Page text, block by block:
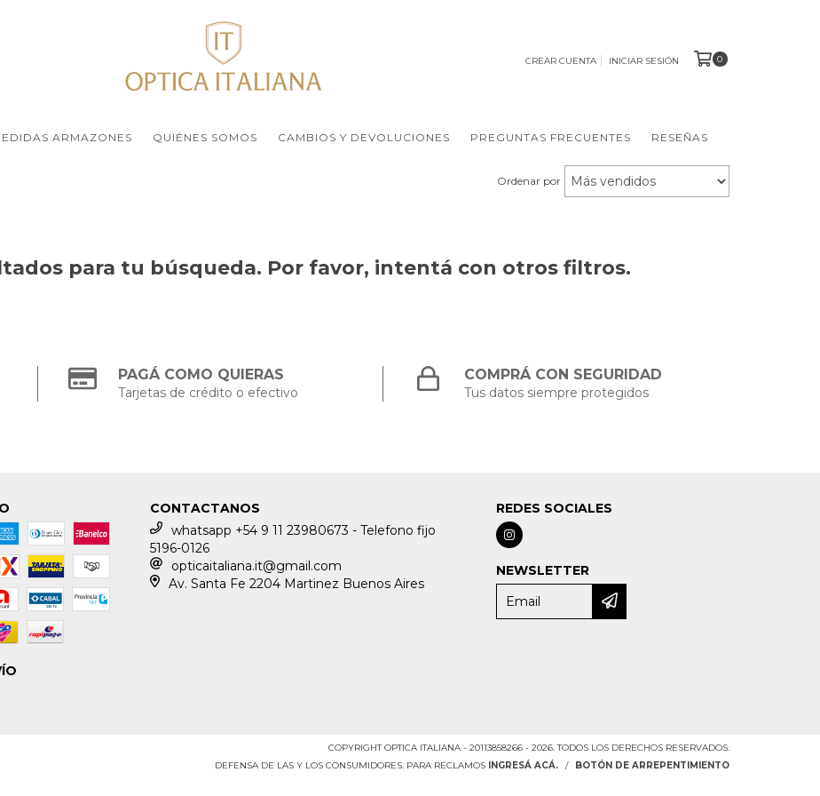
CREAR CUENTA INICIAR SESIÓN 0
ARMAZONES QUIÉNES SOMOS CAMBIOS Y DEVOLUCIONES PREGUNTAS FRECUENTES RESEÑAS
Ordenar por
para tu búsqueda. Por favor, intentá con otros filtros.
PAGÁ COMO QUIERAS
Tarjetas de crédito o efectivo
COMPRÁ CON SEGURIDAD
Tus datos siempre protegidos
CONTACTANOS
whatsapp +54 9 11 23980673 - Telefono fijo
5196-0126
opticaitaliana.it@gmail.com
Av. Santa Fe 2204 Martinez Buenos Aires
REDES SOCIALES
NEWSLETTER
COPYRIGHT OPTICA ITALIANA - 20113858266 - 2026. TODOS LOS DERECHOS RESERVADOS.
DEFENSA DE LAS Y LOS CONSUMIDORES. PARA RECLAMOS INGRESÁ ACÁ. / BOTÓN DE ARREPENTIMIENTO